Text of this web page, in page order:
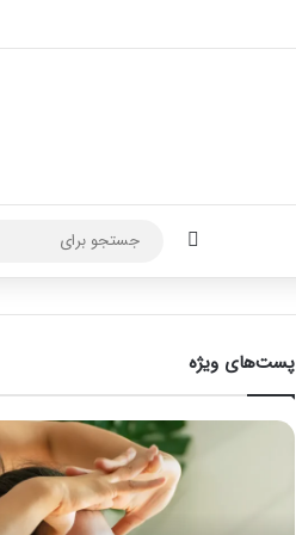
تغییر پوسته
پست‌های ویژه
راهنمای